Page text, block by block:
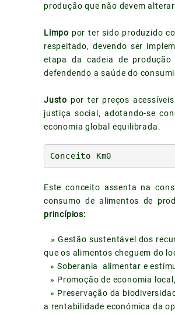
produção que não devem
Limpo por ter sido produzido
respeitado, devendo ser
etapa da cadeia de produção
defendendo a saúde do
Justo por ter preços
justiça social, adotando-se
economia global equilibrada.
Conceito Km0
Este conceito assenta na
consumo de alimentos de
princípios:
» Gestão sustentável dos
que os alimentos cheguem do
» Soberania alimentar e
» Promoção de economia
» Preservação da
a rentabilidade económica da